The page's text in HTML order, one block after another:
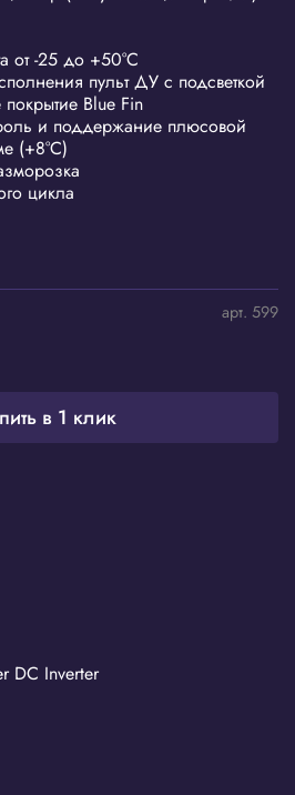
арт. 599
в 1 клик
от -25 до +50°C
пульт ДУ с подсветкой
Blue Fin
и поддержание плюсовой
(+8°C)
цикла
DC Inverter